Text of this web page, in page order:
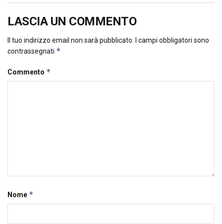
LASCIA UN COMMENTO
Il tuo indirizzo email non sarà pubblicato.
I campi obbligatori sono
contrassegnati *
Commento *
Nome *